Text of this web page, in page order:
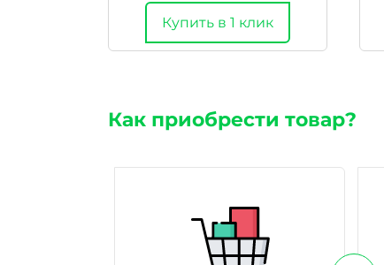
Купить в 1 клик
Как приобрести товар?